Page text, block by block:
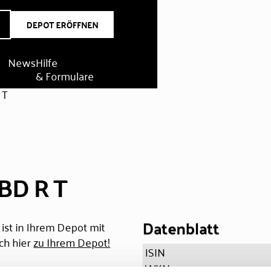
DEPOT ERÖFFNEN
NewsHilfe
& Formulare
R T
in Ihrem Depot mit
hierzu Ihrem Depot! Datenblatt
ISIN
WKN